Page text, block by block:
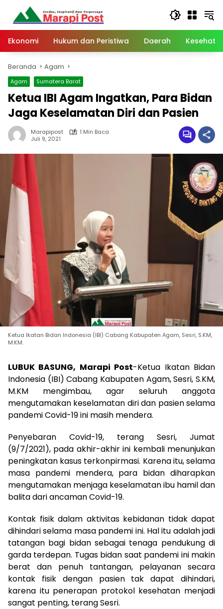
Langsung
konten
Ekonomi
Hukum dan Peristiwa Daerah
Beranda Agam
Agam Sumatera Barat
Ketua IBI Agam Ingatkan, Para Bidan
Jaga Keselamatan Diri dan Pasien
Marapipost
1 Min Baca
Juli 9, 2021
Ketua Ikatan Bidan Indonesia (IBI) Cabang Kabupaten Agam, Sesri, S.KM,
M.KM.
LUBUK BASUNG, Marapi Post-Ketua Ikatan Bidan
Indonesia (IBI) Cabang Kabupaten Agam, Sesri, S.KM,
M.KM mengimbau, agar seluruh anggota
mengutamakan keselamatan diri dan pasien selama
pandemi Covid-19 ini masih mendera.
Penyebaran Covid-19, terang Sesri, Jumat
(9/7/2021), pada akhir-akhir ini kembali menunjukan
peningkatan kasus terkonpirmasi. Karena itu, selama
masa pandemi mendera, para bidan diharapkan
mengutamakan menjaga keselamatan ibu hamil dan
balita dari ancaman Covid-19.
Kontak fisik dalam aktivitas kebidanan tidak dapat
dihindari selama masa pandemi ini. Hal itu adalah jadi
tatangan bagi bidan sebagai tenaga pendukung di
garda terdepan. Tugas bidan saat pandemi ini makin
berat dan penuh tantangan, pelayanan secara
kontak fisik dengan pasien tak dapat dihindari,
karena itu penerapan protokol kesehatan menjadi
sangat penting, terang Sesri.